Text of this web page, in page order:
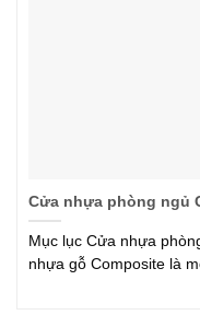
Cửa nhựa phòng ngủ
Mục lục Cửa nhựa
nhựa gỗ Composite là